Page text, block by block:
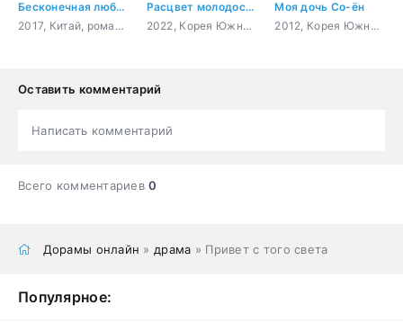
Бесконечная любовь
2017, Китай, романтика, молодость
Расцвет молодости
2022, Корея Южная, романтика, молодость, драма
Моя дочь Со-ён
2012, Корея Южная, комедия, романтика, драма, мелодрама
Оставить комментарий
Написать комментарий
Всего комментариев0
Дорамы онлайн » драма » Привет с того света
Популярное: